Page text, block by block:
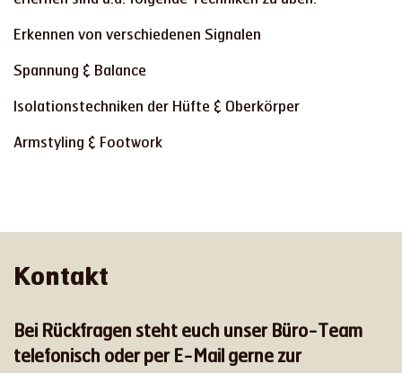
Erkennen von verschiedenen Signalen
Spannung & Balance
Isolationstechniken der Hüfte & Oberkörper
Armstyling & Footwork
Kontakt
Bei Rückfragen steht euch unser Büro-Team
telefonisch oder per E-Mail gerne zur